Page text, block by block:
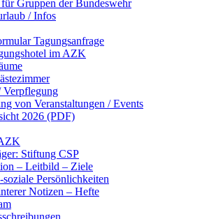
für Gruppen der Bundeswehr
/ Infos
Tagungsanfrage
im AZK
Verpflegung
von Veranstaltungen / Events
2026 (PDF)
Stiftung CSP
– Leitbild – Ziele
Persönlichkeiten
Notizen – Hefte